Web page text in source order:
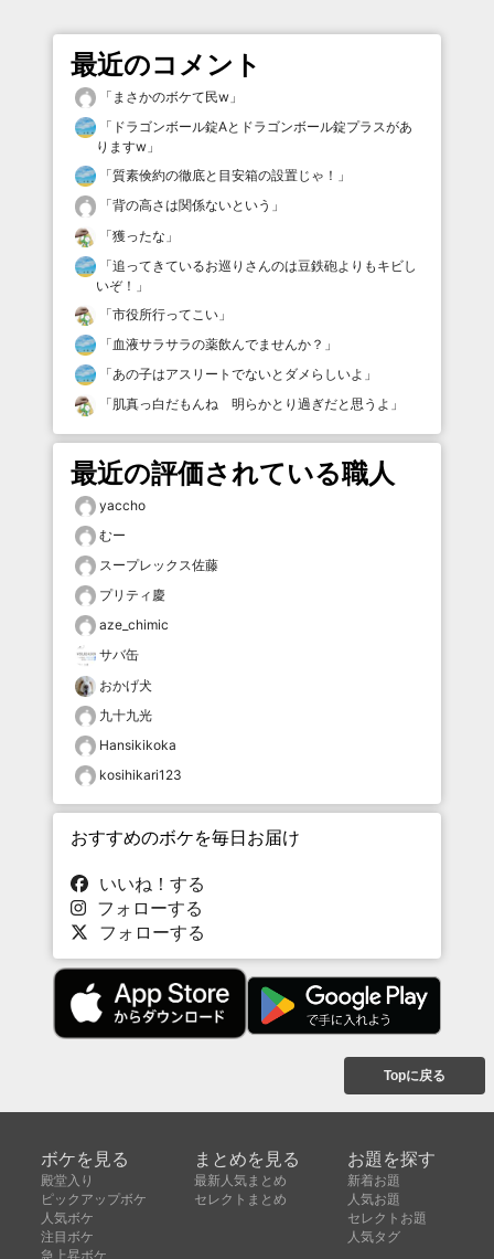
最近のコメント
「 まさかのボケて民w 」
「 ドラゴンボール錠Aとドラゴンボール錠プラスがあ
りますw 」
「質素倹約の徹底と目安箱の設置じゃ！ 」
「背の高さは関係ないという 」
「獲ったな 」
「追ってきているお巡りさんのは豆鉄砲よりもキビし
いぞ！ 」
「市役所行ってこい 」
「血液サラサラの薬飲んでませんか？ 」
「あの子はアスリートでないとダメらしいよ 」
「肌真っ白だもんね 明らかとり過ぎだと思うよ 」
最近の評価されている職人
yaccho
むー
スープレックス佐藤
プリティ慶
aze_chimic
サバ缶
おかげ犬
九十九光
Hansikikoka
kosihikari123
おすすめのボケを毎日お届け
いいね！する
フォローする
フォローする
Topに戻る
ボケを見る
殿堂入り
ピックアップボケ
人気ボケ
注目ボケ
急上昇ボケ
まとめを見る
最新人気まとめ
セレクトまとめ
お題を探す
新着お題
人気お題
セレクトお題
人気タグ